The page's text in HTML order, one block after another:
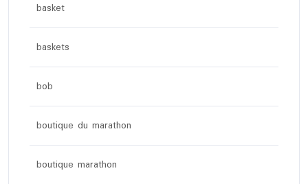
basket
baskets
bob
boutique du marathon
boutique marathon